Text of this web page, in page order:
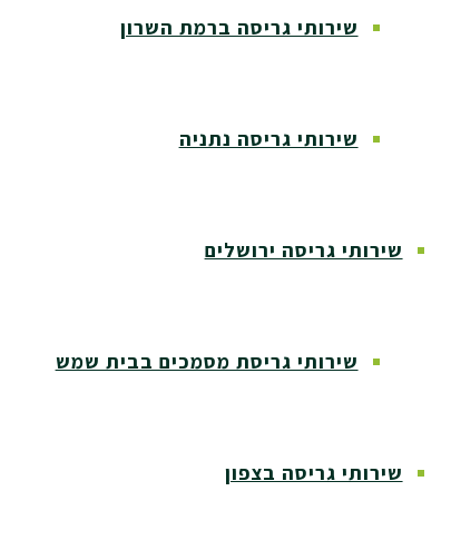
שירותי גריסה ברמת השרון
שירותי גריסה נתניה
שירותי גריסה ירושלים
שירותי גריסת מסמכים בבית שמש
שירותי גריסה בצפון